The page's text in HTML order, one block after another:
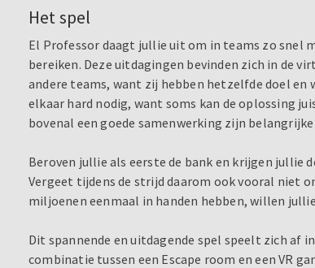
Het spel
El Professor daagt jullie uit om in teams zo snel
bereiken. Deze uitdagingen bevinden zich in de
andere teams, want zij hebben hetzelfde doel
elkaar hard nodig, want soms kan de oplossing
bovenal een goede samenwerking zijn
Beroven jullie als eerste de bank en krijgen jullie
Vergeet tijdens de strijd daarom ook vooral niet
miljoenen eenmaal in handen hebben, willen
Dit spannende en uitdagende spel speelt zich af
combinatie tussen een Escape room en een VR